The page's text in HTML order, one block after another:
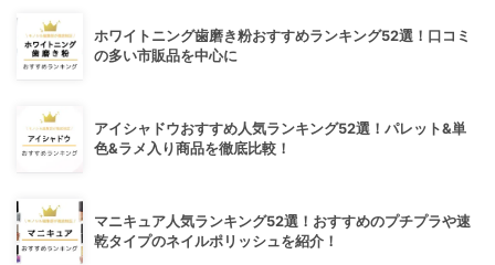
ホワイトニング歯磨き粉おすすめランキング52選！口コミ
の多い市販品を中心に
アイシャドウおすすめ人気ランキング52選！パレット&単
色&ラメ入り商品を徹底比較！
マニキュア人気ランキング52選！おすすめのプチプラや速
乾タイプのネイルポリッシュを紹介！